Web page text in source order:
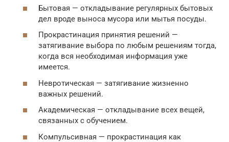
Бытовая — откладывание регулярных бытовых
дел вроде выноса мусора или мытья посуды.
Прокрастинация принятия решений —
затягивание выбора по любым решениям тогда,
когда вся необходимая информация уже
имеется.
Невротическая — затягивание жизненно
важных решений.
Академическая — откладывание всех вещей,
связанных с обучением.
Компульсивная — прокрастинация как